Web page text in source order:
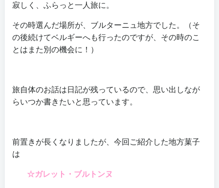
寂しく、ふらっと一人旅に。
その時選んだ場所が、ブルターニュ地方でした。（そ
の後続けてベルギーへも行ったのですが、その時のこ
とはまた別の機会に！）
旅自体のお話は日記が残っているので、思い出しなが
らいつか書きたいと思っています。
前置きが長くなりましたが、今回ご紹介した地方菓子
は
☆ガレット・ブルトンヌ